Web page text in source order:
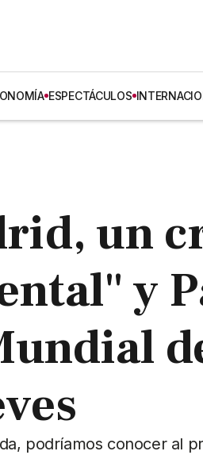
ESPECTÁCULOS
un
y
podríamos conocer al